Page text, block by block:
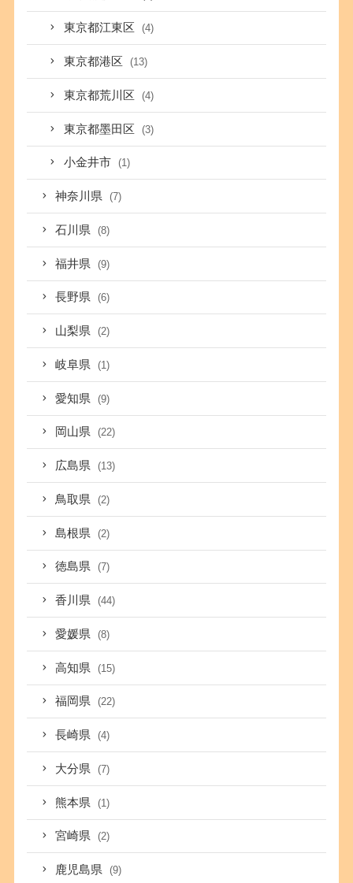
東京都江東区 (4)
東京都港区 (13)
東京都荒川区 (4)
東京都墨田区 (3)
小金井市 (1)
神奈川県 (7)
石川県 (8)
福井県 (9)
長野県 (6)
山梨県 (2)
岐阜県 (1)
愛知県 (9)
岡山県 (22)
広島県 (13)
鳥取県 (2)
島根県 (2)
徳島県 (7)
香川県 (44)
愛媛県 (8)
高知県 (15)
福岡県 (22)
長崎県 (4)
大分県 (7)
熊本県 (1)
宮崎県 (2)
鹿児島県 (9)